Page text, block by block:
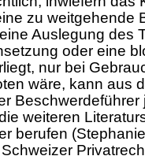
zu weitgehende
Auslegung des
oder eine
nur bei
wäre, kann aus
Beschwerdeführer
weiteren
berufen